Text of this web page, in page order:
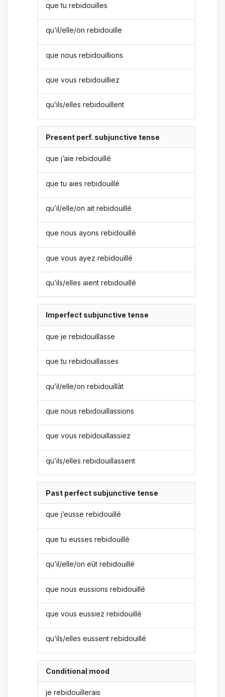
que tu rebidouilles
qu’il/elle/on rebidouille
que nous rebidouillions
que vous rebidouilliez
qu’ils/elles rebidouillent
Present perf. subjunctive tense
que j’aie rebidouillé
que tu aies rebidouillé
qu’il/elle/on ait rebidouillé
que nous ayons rebidouillé
que vous ayez rebidouillé
qu’ils/elles aient rebidouillé
Imperfect subjunctive tense
que je rebidouillasse
que tu rebidouillasses
qu’il/elle/on rebidouillât
que nous rebidouillassions
que vous rebidouillassiez
qu’ils/elles rebidouillassent
Past perfect subjunctive tense
que j’eusse rebidouillé
que tu eusses rebidouillé
qu’il/elle/on eût rebidouillé
que nous eussions rebidouillé
que vous eussiez rebidouillé
qu’ils/elles eussent rebidouillé
Conditional mood
je rebidouillerais